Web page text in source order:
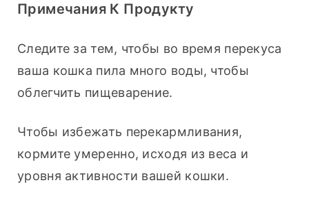
Примечания К Продукту
Следите за тем, чтобы во время перекуса
ваша кошка пила много воды, чтобы
облегчить пищеварение.
Чтобы избежать перекармливания,
кормите умеренно, исходя из веса и
уровня активности вашей кошки.